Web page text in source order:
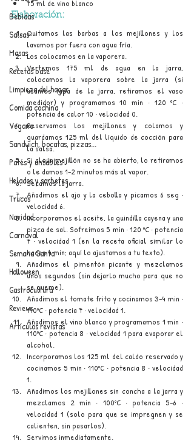
Bebidas
Salsas
Masas
Recetas base
Limpieza del hogar
Comida cochina
Vegano
Sandwich, bocatas, pizzas...
Patés y untables
Helados y sorbetes
Trucos
Navidad
Carnaval
Semana Santa
Halloween
Gastrocultura
Reviews
Artículos revistas
75 ml de vino blanco
Elaboración:
Quitamos las barbas a los mejillones y los
lavamos por fuera con agua fría.
Los colocamos en la vaporera.
Vertemos 175 ml de agua en la jarra,
colocamos la vaporera sobre la jarra (si
usamos tapa de la jarra, retiramos el vaso
medidor) y programamos 10 min · 120 ºC ·
potencia de calor 10 · velocidad 0.
Reservamos los mejillones y colamos y
guardamos 125 ml del líquido de cocción para
la salsa.
Si algún mejillón no se ha abierto, lo retiramos
o le damos 1–2 minutos más al vapor.
Secamos la jarra.
Añadimos el ajo y la cebolla y picamos 6 seg ·
velocidad 6.
Incorporamos el aceite, la guindilla cayena y una
pizca de sal. Sofreímos 5 min · 120 ºC · potencia
7 · velocidad 1 (en la receta oficial similar lo
hacen 4 min; aquí lo ajustamos a tu texto).
Añadimos el pimentón picante y mezclamos
unos segundos (sin dejarlo mucho para que no
se queme).
Añadimos el tomate frito y cocinamos 3–4 min ·
110ºC · potencia 7 · velocidad 1.
Añadimos el vino blanco y programamos 1 min ·
110ºC · potencia 8 · velocidad 1 para evaporar el
alcohol.
Incorporamos los 125 ml del caldo reservado y
cocinamos 5 min · 110ºC · potencia 8 · velocidad
1.
Añadimos los mejillones sin concha a la jarra y
mezclamos 2 min · 100ºC · potencia 5–6 ·
velocidad 1 (solo para que se impregnen y se
calienten, sin pasarlos).
Servimos inmediatamente.